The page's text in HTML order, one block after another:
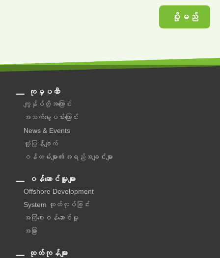
ပို့မည်
ကုမ္ပဏီ
ကျွန်ုပ်တို့အကြောင်း
အသက်မွေးဝမ်းကြောင်း
News & Events
တုံ့ပြန်ချက်
ဝန်ထမ်းများ၏အရည်အချင်းများ
ဝန်ဆောင်မှူများ
Offshore Development
System ထုတ်လုပ်ခြင်း
အကြံပေးဝန်ဆောင်မှု‌
အခြား
ထုတ်ကုန်များ